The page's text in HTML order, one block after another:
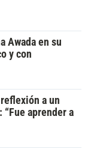
Awada en su
y con
a un
“Fue aprender a